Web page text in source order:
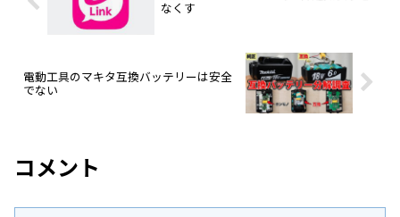
なくす
電動工具のマキタ互換バッテリーは安全
でない
コメント